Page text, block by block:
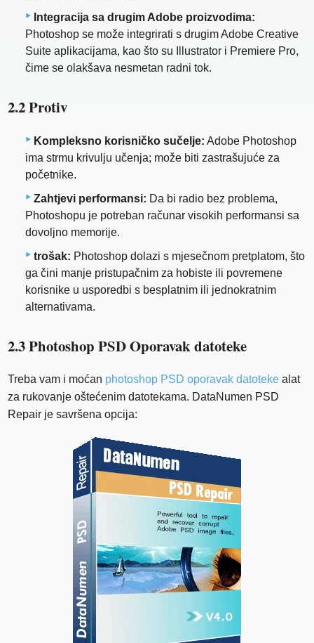
Integracija sa drugim Adobe proizvodima:
Photoshop se može integrirati s drugim Adobe Creative
Suite aplikacijama, kao što su Illustrator i Premiere Pro,
čime se olakšava nesmetan radni tok.
2.2 Protiv
Kompleksno korisničko sučelje: Adobe Photoshop
ima strmu krivulju učenja; može biti zastrašujuće za
početnike.
Zahtjevi performansi: Da bi radio bez problema,
Photoshopu je potreban računar visokih performansi sa
dovoljno memorije.
trošak: Photoshop dolazi s mjesečnom pretplatom, što
ga čini manje pristupačnim za hobiste ili povremene
korisnike u usporedbi s besplatnim ili jednokratnim
alternativama.
2.3 Photoshop PSD Oporavak datoteke
Treba vam i moćan photoshop PSD oporavak datoteke alat
za rukovanje oštećenim datotekama. DataNumen PSD
Repair je savršena opcija: